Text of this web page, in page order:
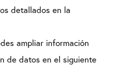
detallados en la
ampliar información
de datos en el siguiente